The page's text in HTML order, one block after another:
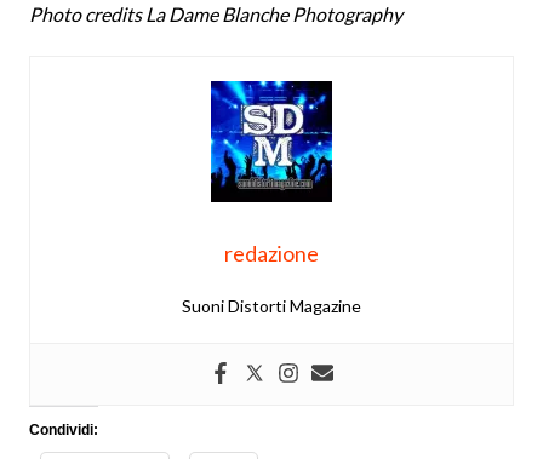
Photo credits La Dame Blanche Photography
redazione
Suoni Distorti Magazine
Condividi: